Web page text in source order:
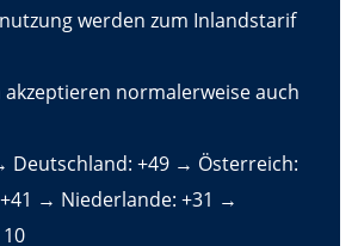
werden zum Inlandstarif
normalerweise auch
Deutschland: +49 → Österreich:
→ Niederlande: +31 →